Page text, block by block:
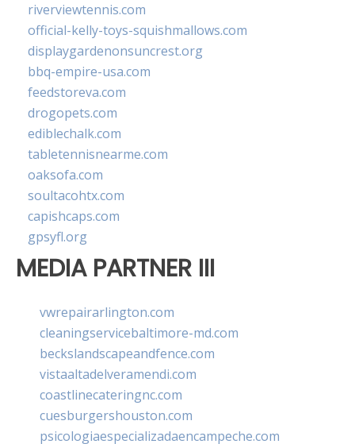
riverviewtennis.com
official-kelly-toys-squishmallows.com
displaygardenonsuncrest.org
bbq-empire-usa.com
feedstoreva.com
drogopets.com
ediblechalk.com
tabletennisnearme.com
oaksofa.com
soultacohtx.com
capishcaps.com
gpsyfl.org
MEDIA PARTNER III
vwrepairarlington.com
cleaningservicebaltimore-md.com
beckslandscapeandfence.com
vistaaltadelveramendi.com
coastlinecateringnc.com
cuesburgershouston.com
psicologiaespecializadaencampeche.com